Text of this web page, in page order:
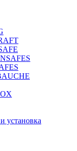
установка